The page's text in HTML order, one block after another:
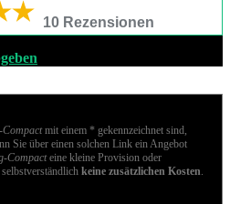
10 Rezensionen
mit einem * gekennzeichnet sind,
Sie über einen solchen Link ein Angebot
Compacteine kleine Provision oder
keine zusätzlichen Kosten